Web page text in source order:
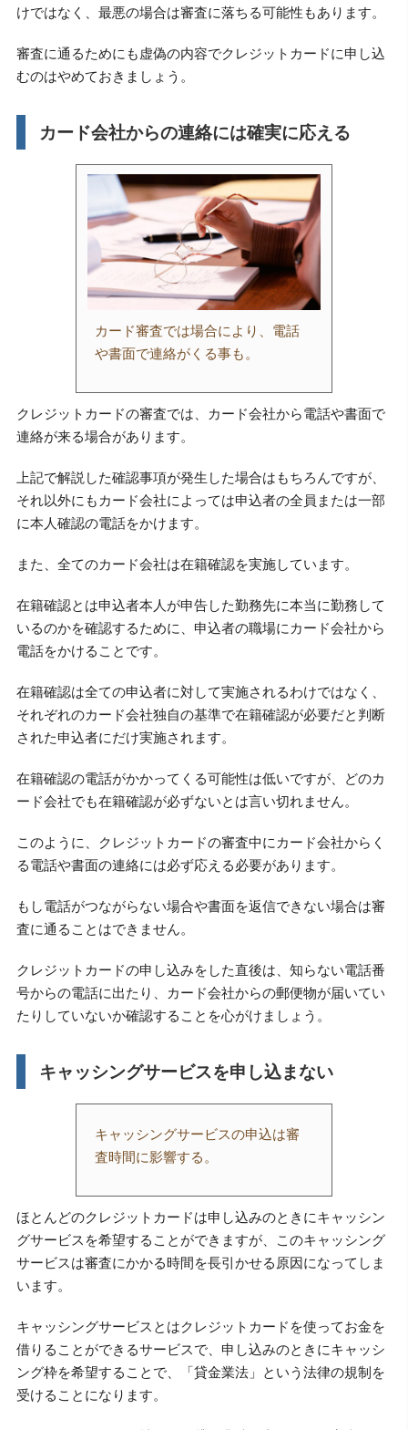
けではなく、最悪の場合は審査に落ちる可能性もあります。
審査に通るためにも虚偽の内容でクレジットカードに申し込
むのはやめておきましょう。
カード会社からの連絡には確実に応える
カード審査では場合により、電話
や書面で連絡がくる事も。
クレジットカードの審査では、カード会社から電話や書面で
連絡が来る場合があります。
上記で解説した確認事項が発生した場合はもちろんですが、
それ以外にもカード会社によっては申込者の全員または一部
に本人確認の電話をかけます。
また、全てのカード会社は在籍確認を実施しています。
在籍確認とは申込者本人が申告した勤務先に本当に勤務して
いるのかを確認するために、申込者の職場にカード会社から
電話をかけることです。
在籍確認は全ての申込者に対して実施されるわけではなく、
それぞれのカード会社独自の基準で在籍確認が必要だと判断
された申込者にだけ実施されます。
在籍確認の電話がかかってくる可能性は低いですが、どのカ
ード会社でも在籍確認が必ずないとは言い切れません。
このように、クレジットカードの審査中にカード会社からく
る電話や書面の連絡には必ず応える必要があります。
もし電話がつながらない場合や書面を返信できない場合は審
査に通ることはできません。
クレジットカードの申し込みをした直後は、知らない電話番
号からの電話に出たり、カード会社からの郵便物が届いてい
たりしていないか確認することを心がけましょう。
キャッシングサービスを申し込まない
キャッシングサービスの申込は審
査時間に影響する。
ほとんどのクレジットカードは申し込みのときにキャッシン
グサービスを希望することができますが、このキャッシング
サービスは審査にかかる時間を長引かせる原因になってしま
います。
キャッシングサービスとはクレジットカードを使ってお金を
借りることができるサービスで、申し込みのときにキャッシ
ング枠を希望することで、「貸金業法」という法律の規制を
受けることになります。